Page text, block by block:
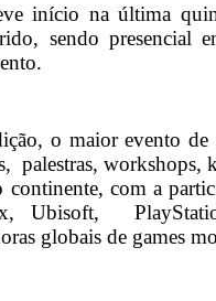
início na última
sendo presencial
o maior evento
palestras, workshops,
continente, com a
Ubisoft,
globais de games